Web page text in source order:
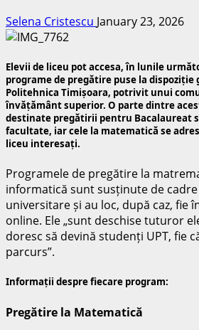
Selena Cristescu January 23, 2026
Elevii de liceu pot accesa, în lunile
programe de pregătire puse la
Politehnica Timișoara, potrivit unui
învățământ superior. O parte dintre
destinate pregătirii pentru Bacalaureat
facultate, iar cele la matematică se
liceu interesați.
Programele de pregătire la
informatică sunt susținute de
universitare și au loc, după caz, fie
online. Ele „sunt deschise tuturor
doresc să devină studenți UPT, fie
parcurs”.
Informații despre fiecare program:
Pregătire la Matematică